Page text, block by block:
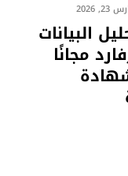
23, 2026
البيانات
مجانًا
بشهادة